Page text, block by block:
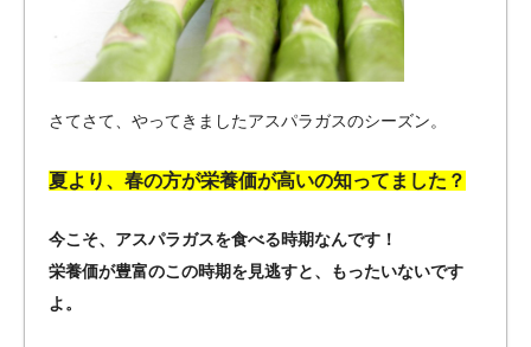
さてさて、やってきましたアスパラガスのシーズン。
夏より、春の方が栄養価が高いの知ってました？
今こそ、アスパラガスを食べる時期なんです！
栄養価が豊富のこの時期を見逃すと、もったいないです
よ。